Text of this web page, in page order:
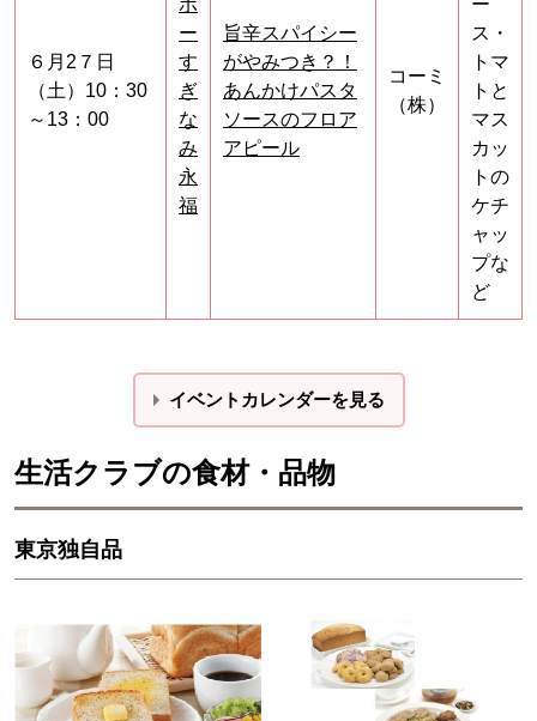
６月2７日
（土）10：30
～13：00
ポ
ー
す
ぎ
な
み
永
福
旨辛スパイシー
がやみつき？！
あんかけパスタ
ソースのフロア
アピール
コーミ
（株）
ー
ス・
トマ
トと
マス
カッ
トの
ケチ
ャッ
プな
ど
イベントカレンダーを見る
生活クラブの食材・品物
東京独自品